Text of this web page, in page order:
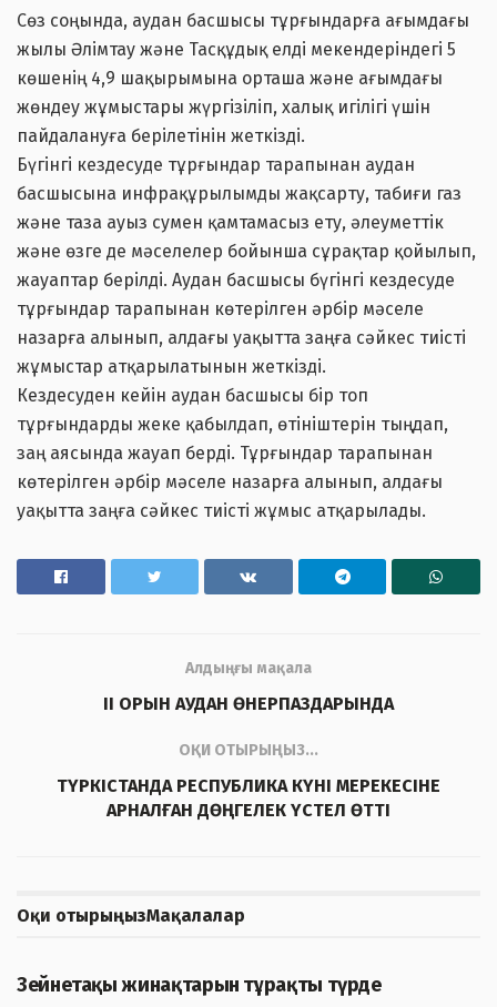
Сөз соңында, аудан басшысы тұрғындарға ағымдағы
жылы Әлімтау және Тасқұдық елді мекендеріндегі 5
көшенің 4,9 шақырымына орташа және ағымдағы
жөндеу жұмыстары жүргізіліп, халық игілігі үшін
пайдалануға берілетінін жеткізді.
Бүгінгі кездесуде тұрғындар тарапынан аудан
басшысына инфрақұрылымды жақсарту, табиғи газ
және таза ауыз сумен қамтамасыз ету, әлеуметтік
және өзге де мәселелер бойынша сұрақтар қойылып,
жауаптар берілді. Аудан басшысы бүгінгі кездесуде
тұрғындар тарапынан көтерілген әрбір мәселе
назарға алынып, алдағы уақытта заңға сәйкес тиісті
жұмыстар атқарылатынын жеткізді.
Кездесуден кейін аудан басшысы бір топ
тұрғындарды жеке қабылдап, өтініштерін тыңдап,
заң аясында жауап берді. Тұрғындар тарапынан
көтерілген әрбір мәселе назарға алынып, алдағы
уақытта заңға сәйкес тиісті жұмыс атқарылады.
Алдыңғы мақала
ІІ ОРЫН АУДАН ӨНЕРПАЗДАРЫНДА
ОҚИ ОТЫРЫҢЫЗ...
ТҮРКІСТАНДА РЕСПУБЛИКА КҮНІ МЕРЕКЕСІНЕ
АРНАЛҒАН ДӨҢГЕЛЕК ҮСТЕЛ ӨТТІ
Оқи отырыңызМақалалар
Зейнетақы жинақтарын тұрақты түрде